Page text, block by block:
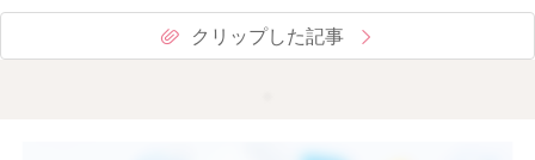
クリップした記事